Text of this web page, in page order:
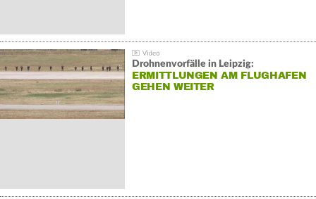
Drohnenvorfälle in Leipzig:
ERMITTLUNGEN AM FLUGHAFEN
GEHEN WEITER